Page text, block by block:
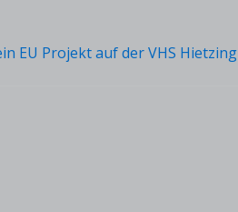
EU Projekt auf der VHS Hietzing